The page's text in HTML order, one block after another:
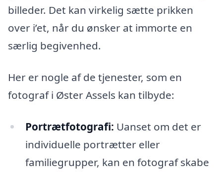
billeder. Det kan virkelig sætte prikken
over i’et, når du ønsker at immorte en
særlig begivenhed.
Her er nogle af de tjenester, som en
fotograf i Øster Assels kan tilbyde:
Portrætfotografi: Uanset om det er
individuelle portrætter eller
familiegrupper, kan en fotograf skabe